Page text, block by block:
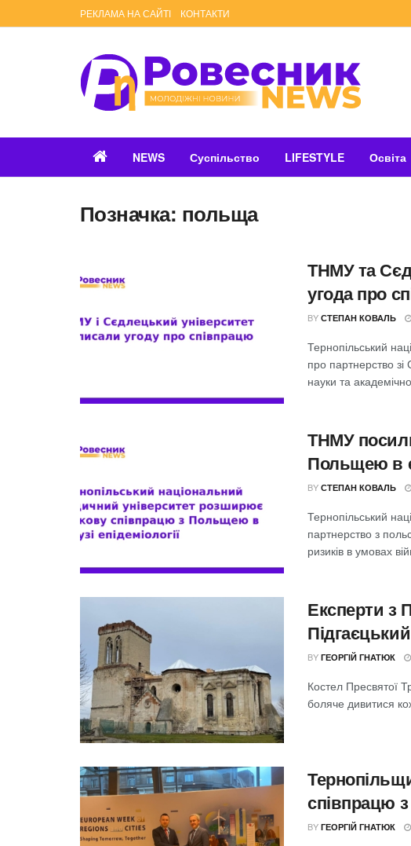
РЕКЛАМА НА САЙТІ КОНТАКТИ
NEWS Суспільство LIFESTYLE Освіта
Позначка: польща
ТНМУ та
угода про
BY СТЕПАН КОВАЛЬ
Тернопільський
про партнерство
науки та
ТНМУ
Польщею в
BY СТЕПАН КОВАЛЬ
Тернопільський
партнерство з
ризиків в умовах
Експерти з
BY ГЕОРГІЙ ГНАТЮК
Костел Пресвятої
боляче дивитися
співпрацю
BY ГЕОРГІЙ ГНАТЮК